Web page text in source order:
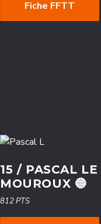
Fiche FFTT
15 / PASCAL LE
MOUROUX 🔵
812 PTS